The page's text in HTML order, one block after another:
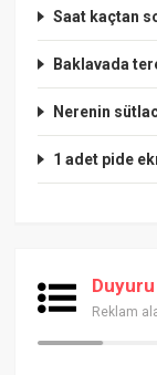
Saat kaçtan
Baklavada
Nerenin
1 adet pide
Duyuru
Reklam